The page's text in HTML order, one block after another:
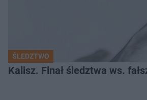
ŚLEDZTWO
Kalisz. Finał śledztwa ws.